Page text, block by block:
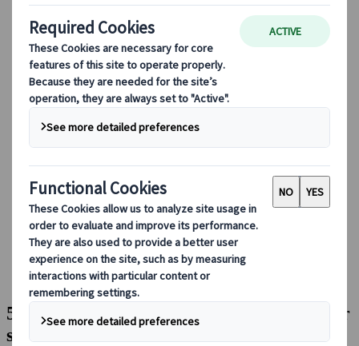
Blog
Consejos de viaje para cada temporada
Destinos destacados
Perspectivas culturales
Experiencias gastronómicas
Recorre Japón en tren
Preguntas frecuentes
Información práctica
Etiqueta en Japón
Conducir en Japón
Reservar con nosotros
Japan Rail Pass
Alojamiento
Asesoramiento virtual
Japanspecialist
Destinos destacados
5 razones para que Japón y Corea del Sur sean tu próximo
viaje
5 razones para que Japón y Corea del Sur
sean tu próximo viaje